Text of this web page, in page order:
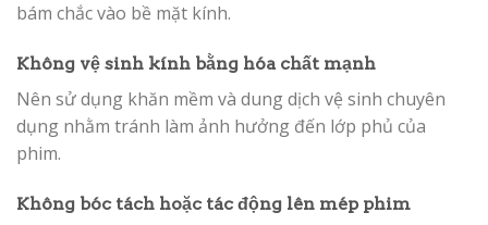
bám chắc vào bề mặt kính.
Không vệ sinh kính bằng hóa chất mạnh
Nên sử dụng khăn mềm và dung dịch vệ sinh chuyên
dụng nhằm tránh làm ảnh hưởng đến lớp phủ của
phim.
Không bóc tách hoặc tác động lên mép phim